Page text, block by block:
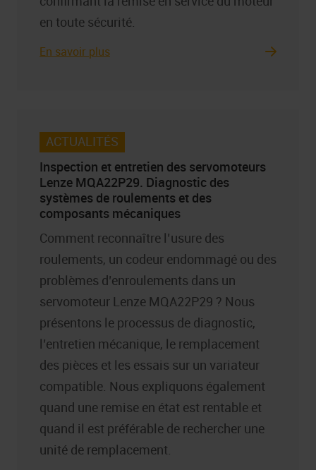
en toute sécurité.
En savoir plus
ACTUALITÉS
Inspection et entretien des servomoteurs
Lenze MQA22P29. Diagnostic des
systèmes de roulements et des
composants mécaniques
Comment reconnaître l’usure des
roulements, un codeur endommagé ou des
problèmes d’enroulements dans un
servomoteur Lenze MQA22P29 ? Nous
présentons le processus de diagnostic,
l’entretien mécanique, le remplacement
des pièces et les essais sur un variateur
compatible. Nous expliquons également
quand une remise en état est rentable et
quand il est préférable de rechercher une
unité de remplacement.